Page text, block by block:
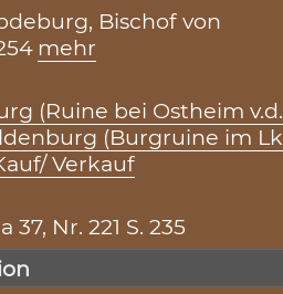
Bischof von
mehr
(Ruine bei Ostheim v.d.
(Burgruine im Lk
Verkauf
Nr. 221 S. 235